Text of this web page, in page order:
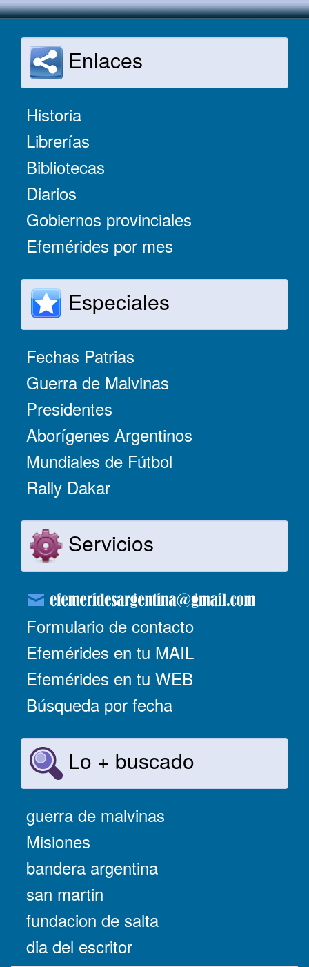
Enlaces
Historia
Librerías
Bibliotecas
Diarios
Gobiernos provinciales
Efemérides por mes
Especiales
Fechas Patrias
Guerra de Malvinas
Presidentes
Aborígenes Argentinos
Mundiales de Fútbol
Rally Dakar
Servicios
Formulario de contacto
Efemérides en tu MAIL
Efemérides en tu WEB
Búsqueda por fecha
Lo + buscado
guerra de malvinas
Misiones
bandera argentina
san martin
fundacion de salta
dia del escritor